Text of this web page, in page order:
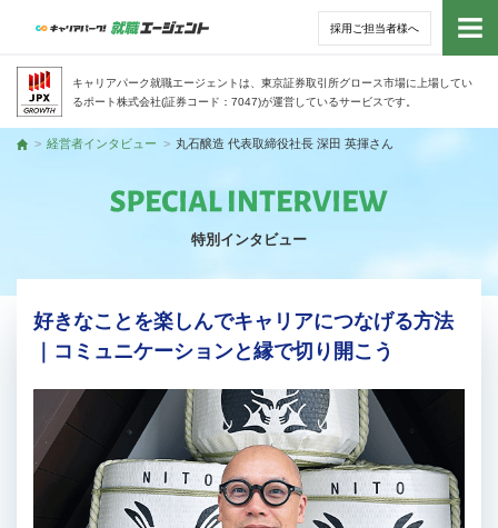
採用ご担当者様へ
キャリアパーク就職エージェントは、東京証券取引所グロース市場に上場してい
るポート株式会社(証券コード：7047)が運営しているサービスです。
トッ
トップ
経営者インタビュー 丸石醸造 代表取締役社長 深田 英揮さん
特別インタビュー
好きなことを楽しんでキャリアにつなげる方法
｜コミュニケーションと縁で切り開こう